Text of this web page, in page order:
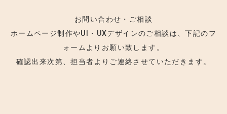
お問い合わせ・ご相談
ホームページ制作やUI・UXデザインのご相談は、下記のフ
ォームよりお願い致します。
確認出来次第、担当者よりご連絡させていただきます。